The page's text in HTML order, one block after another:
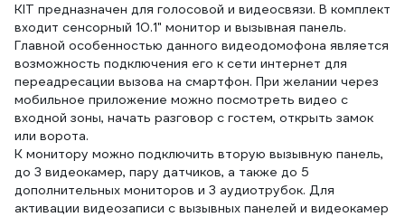
KIT предназначен для голосовой и видеосвязи. В комплект
входит сенсорный 10.1" монитор и вызывная панель.
Главной особенностью данного видеодомофона является
возможность подключения его к сети интернет для
переадресации вызова на смартфон. При желании через
мобильное приложение можно посмотреть видео с
входной зоны, начать разговор с гостем, открыть замок
или ворота.
К монитору можно подключить вторую вызывную панель,
до 3 видеокамер, пару датчиков, а также до 5
дополнительных мониторов и 3 аудиотрубок. Для
активации видеозаписи с вызывных панелей и видеокамер